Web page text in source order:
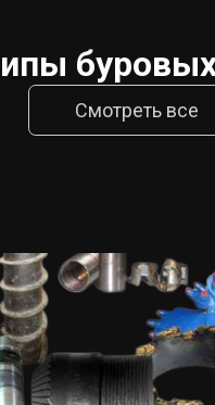
Смотреть все